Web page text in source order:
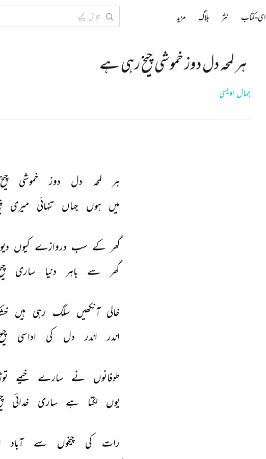
ہر لمحہ دل دوز خموشی چیخ رہی ہے
جمال اویسی
ہر لمحہ دل دوز خموشی
میں ہوں جہاں تنہائی میری
گھر کے سب دروازے کیوں
گھر
سے باہر دنیا ساری
خالی آنکھیں سلگ رہی ہیں
اندر
اندر دل کی اداسی
طوفانوں نے سارے خیمے
یوں
لگتا ہے ساری خدائی
رات کی چیخوں سے آباد
ای-کتاب نثر بلاگ مزید